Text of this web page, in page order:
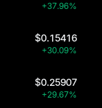
+37.96%
$0.15416
+30.09%
$0.25907
+29.67%